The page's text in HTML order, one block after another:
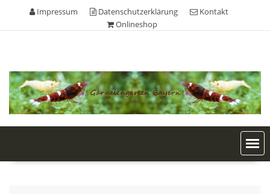
content
Impressum Datenschutzerklärung
Kontakt
Onlineshop